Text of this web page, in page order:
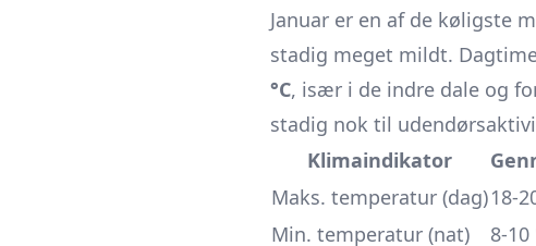
Januar er en af de køligste
stadig meget mildt.
°C, især i de indre dale og
stadig nok til
Klimaindikator
Maks. temperatur (dag)18-
Min. temperatur (nat)
8-10